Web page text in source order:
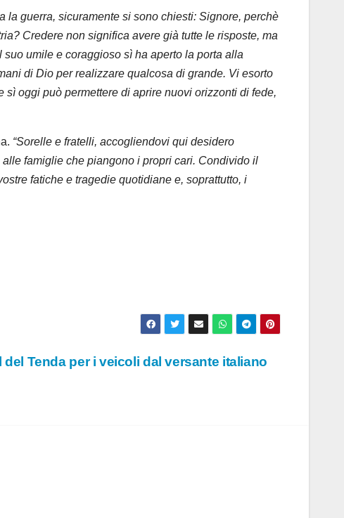
la guerra, sicuramente si sono chiesti: Signore, perchè
Credere non significa avere già tutte le risposte, ma
umile e coraggioso sì ha aperto la porta alla
di Dio per realizzare qualcosa di grande. Vi esorto
oggi può permettere di aprire nuovi orizzonti di fede,
“Sorelle e fratelli, accogliendovi qui desidero
famiglie che piangono i propri cari. Condivido il
fatiche e tragedie quotidiane e, soprattutto, i
Tenda per i veicoli dal versante italiano